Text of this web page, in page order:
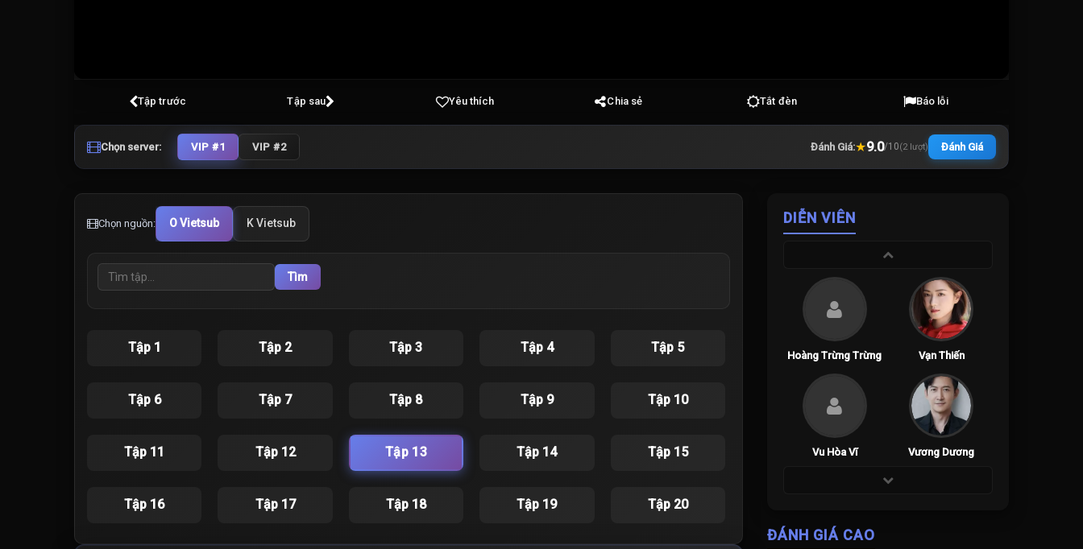
Tập trước Tập sau Yêu thích Chia sẻ Tắt đèn Báo lỗi
Chọn server: VIP #1 VIP #2 Đánh Giá:★9.0/10(2 lượt) Đánh Giá
Chọn nguồn: O Vietsub K Vietsub
Tìm
Tập 1 Tập 2 Tập 3 Tập 4 Tập 5
Tập 6 Tập 7 Tập 8 Tập 9 Tập 10
Tập 11 Tập 12 Tập 13 Tập 14 Tập 15
Tập 16 Tập 17 Tập 18 Tập 19 Tập 20
DIỄN VIÊN
Hoàng Trừng Trừng Vạn Thiến
Vu Hòa Vĩ Vương Dương
ĐÁNH GIÁ CAO